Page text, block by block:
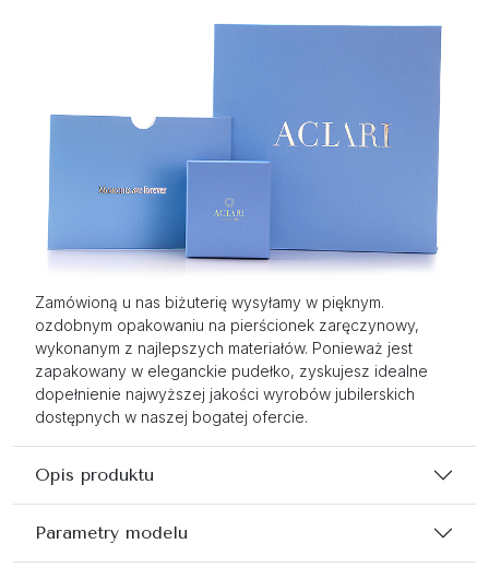
Zamówioną u nas biżuterię wysyłamy w pięknym.
ozdobnym opakowaniu na pierścionek zaręczynowy,
wykonanym z najlepszych materiałów. Ponieważ jest
zapakowany w eleganckie pudełko, zyskujesz idealne
dopełnienie najwyższej jakości wyrobów jubilerskich
dostępnych w naszej bogatej ofercie.
Opis produktu
Parametry modelu